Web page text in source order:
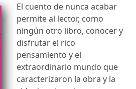
El cuento de nunca acabar
permite al lector, como
ningún otro libro, conocer y
disfrutar el rico
pensamiento y el
extraordinario mundo que
caracterizaron la obra y la